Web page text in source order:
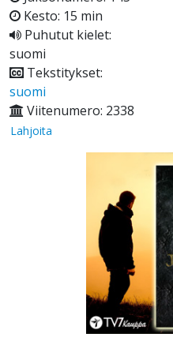
Kesto: 15 min
Puhutut kielet:
suomi
Tekstitykset:
suomi
Viitenumero: 2338
Lahjoita